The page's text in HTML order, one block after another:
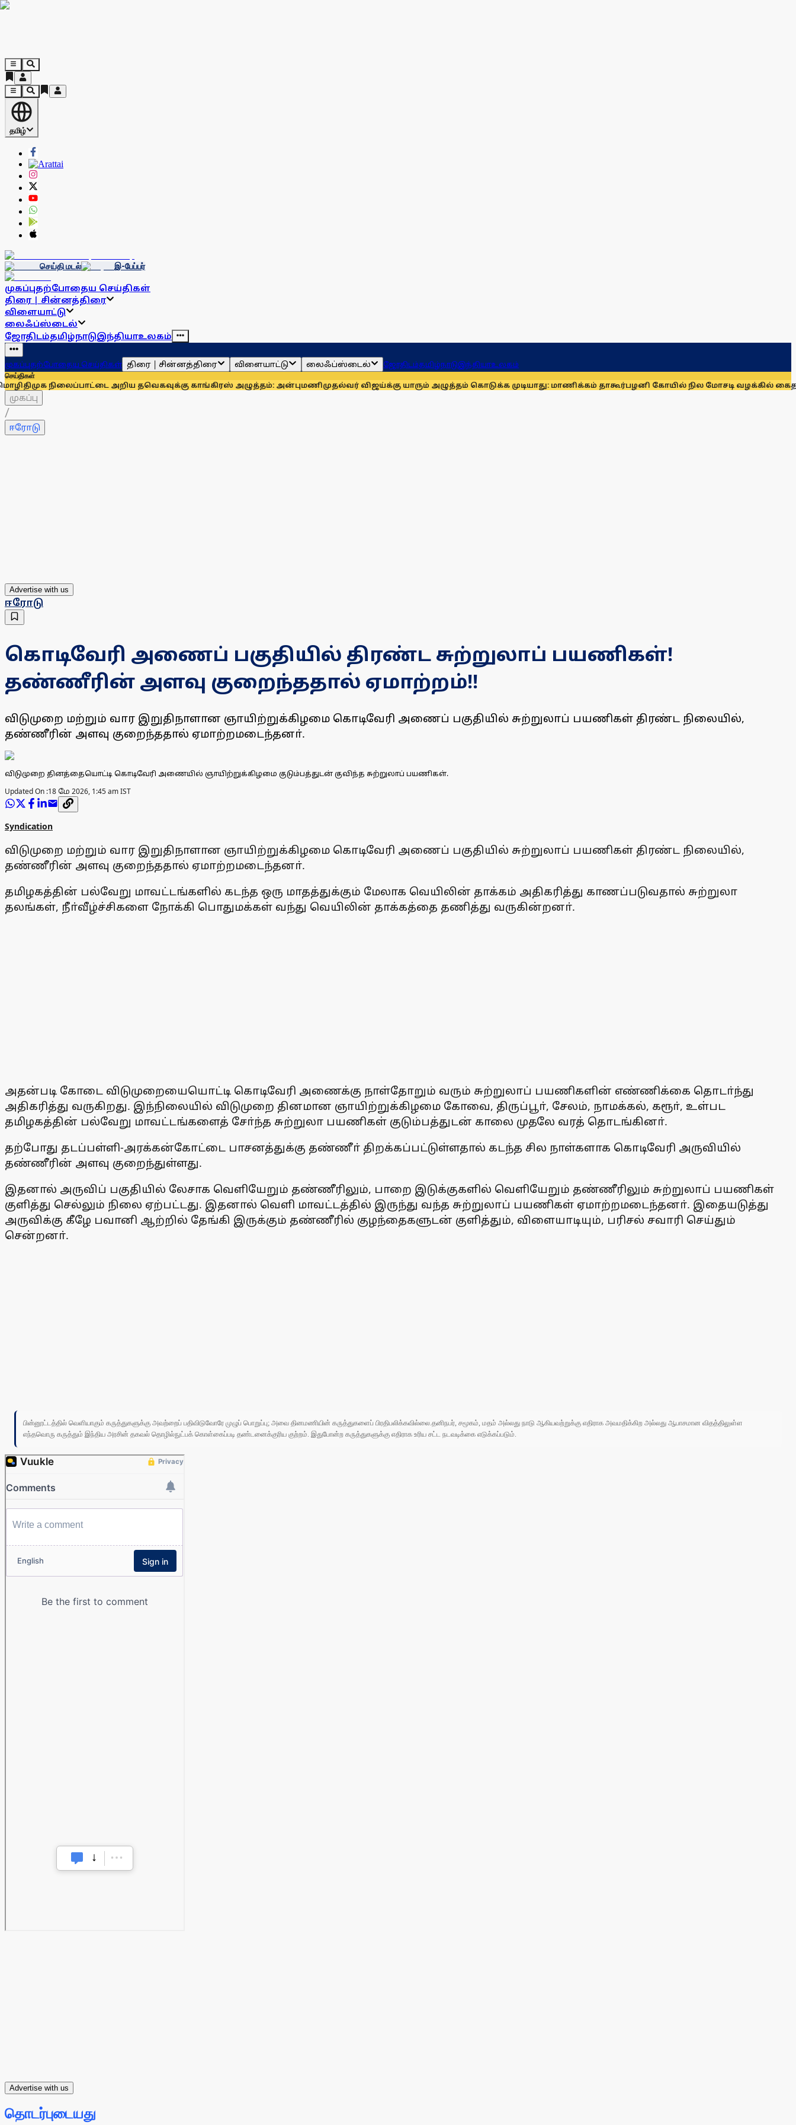
தமிழ்
செய்தி மடல் இ-பேப்பர்
முகப்புதற்போதைய செய்திகள்
திரை | சின்னத்திரை
விளையாட்டு
லைஃப்ஸ்டைல்
ஜோதிடம்தமிழ்நாடுஇந்தியாஉலகம்
முகப்புதற்போதைய செய்திகள் திரை | சின்னத்திரை விளையாட்டு லைஃப்ஸ்டைல் ஜோதிடம்தமிழ்நாடுஇந்தியாஉலகம்
செய்திகள்
அறிய தவெகவுக்கு காங்கிரஸ் அழுத்தம்: அன்புமணிமுதல்வர் விஜய்க்கு யாரும் அழுத்தம் கொடுக்க முடியாது: மாணிக்கம் தாகூர்பழனி கோயில் நில மோசடி வழக்கில் கைதாகி
முகப்பு
/
ஈரோடு
Advertise with us
ஈரோடு
கொடிவேரி அணைப் பகுதியில் திரண்ட சுற்றுலாப் பயணிகள்!
தண்ணீரின் அளவு குறைந்ததால் ஏமாற்றம்!!
விடுமுறை மற்றும் வார இறுதிநாளான ஞாயிற்றுக்கிழமை கொடிவேரி அணைப் பகுதியில் சுற்றுலாப் பயணிகள் திரண்ட நிலையில்,
தண்ணீரின் அளவு குறைந்ததால் ஏமாற்றமடைந்தனா்.
விடுமுறை தினத்தையொட்டி கொடிவேரி அணையில் ஞாயிற்றுக்கிழமை குடும்பத்துடன் குவிந்த சுற்றுலாப் பயணிகள்.
Updated On :18 மே 2026, 1:45 am IST
Syndication
விடுமுறை மற்றும் வார இறுதிநாளான ஞாயிற்றுக்கிழமை கொடிவேரி அணைப் பகுதியில் சுற்றுலாப் பயணிகள் திரண்ட நிலையில்,
தண்ணீரின் அளவு குறைந்ததால் ஏமாற்றமடைந்தனா்.
தமிழகத்தின் பல்வேறு மாவட்டங்களில் கடந்த ஒரு மாதத்துக்கும் மேலாக வெயிலின் தாக்கம் அதிகரித்து காணப்படுவதால் சுற்றுலா
தலங்கள், நீா்வீழ்ச்சிகளை நோக்கி பொதுமக்கள் வந்து வெயிலின் தாக்கத்தை தணித்து வருகின்றனா்.
அதன்படி கோடை விடுமுறையையொட்டி கொடிவேரி அணைக்கு நாள்தோறும் வரும் சுற்றுலாப் பயணிகளின் எண்ணிக்கை தொடா்ந்து
அதிகரித்து வருகிறது. இந்நிலையில் விடுமுறை தினமான ஞாயிற்றுக்கிழமை கோவை, திருப்பூா், சேலம், நாமக்கல், கரூா், உள்பட
தமிழகத்தின் பல்வேறு மாவட்டங்களைத் சோ்ந்த சுற்றுலா பயணிகள் குடும்பத்துடன் காலை முதலே வரத் தொடங்கினா்.
தற்போது தடப்பள்ளி-அரக்கன்கோட்டை பாசனத்துக்கு தண்ணீா் திறக்கப்பட்டுள்ளதால் கடந்த சில நாள்களாக கொடிவேரி அருவியில்
தண்ணீரின் அளவு குறைந்துள்ளது.
இதனால் அருவிப் பகுதியில் லேசாக வெளியேறும் தண்ணீரிலும், பாறை இடுக்குகளில் வெளியேறும் தண்ணீரிலும் சுற்றுலாப் பயணிகள்
குளித்து செல்லும் நிலை ஏற்பட்டது. இதனால் வெளி மாவட்டத்தில் இருந்து வந்த சுற்றுலாப் பயணிகள் ஏமாற்றமடைந்தனா். இதையடுத்து
அருவிக்கு கீழே பவானி ஆற்றில் தேங்கி இருக்கும் தண்ணீரில் குழந்தைகளுடன் குளித்தும், விளையாடியும், பரிசல் சவாரி செய்தும்
சென்றனா்.
பின்னூட்டத்தில் வெளியாகும் கருத்துகளுக்கு அவற்றைப் பதிவிடுவோரே முழுப் பொறுப்பு; அவை தினமணியின் கருத்துகளைப் பிரதிபலிக்கவில்லை.தனிநபர், சமூகம், மதம் அல்லது நாடு ஆகியவற்றுக்கு எதிராக அவமதிக்கிற அல்லது ஆபாசமான விதத்திலுள்ள
எந்தவொரு கருத்தும் இந்திய அரசின் தகவல் தொழில்நுட்பக் கொள்கைப்படி தண்டனைக்குரிய குற்றம். இதுபோன்ற கருத்துகளுக்கு எதிராக உரிய சட்ட நடவடிக்கை எடுக்கப்படும்.
Advertise with us
தொடர்புடையது